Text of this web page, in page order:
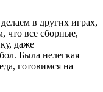
в других играх,
что все сборные,
даже
Была нелегкая
готовимся на